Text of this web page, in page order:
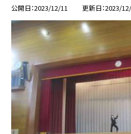
公開日 2023/12/11 更新日 2023/